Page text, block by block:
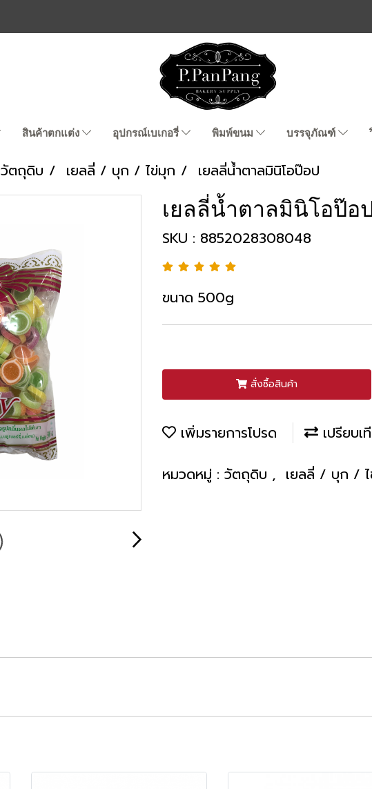
สินค้าตกแต่ง อุปกรณ์เบเกอรี่ พิมพ์ขนม บรรจุภัณฑ์
วัตถุดิบ เยลลี่ / บุก / ไข่มุก เยลลี่น้ำตาลมินิโอป๊อป
เยลลี่น้ำตาลมินิโอป๊อ
SKU : 8852028308048
ขนาด 500g
สั่งซื้อสินค้า
เพิ่มรายการโปรด เปรียบเ
หมวดหมู่ : วัตถุดิบ , เยลลี่ / บุก /